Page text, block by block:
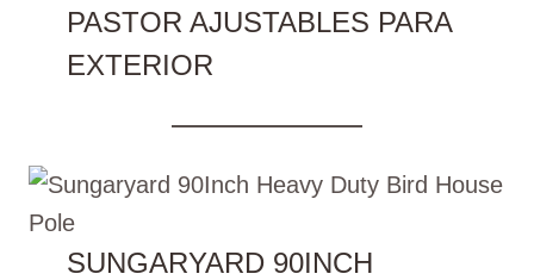
PASTOR AJUSTABLES PARA
EXTERIOR
SUNGARYARD 90INCH